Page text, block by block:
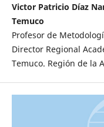
Victor Patricio Díaz
Temuco
Profesor de
Director Regional
Temuco. Región de la